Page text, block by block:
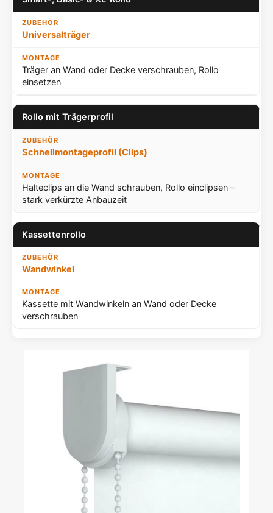
Universalträger
Träger an Wand oder Decke verschrauben, Rollo
einsetzen
Rollo mit Trägerprofil
Schnellmontageprofil (Clips)
Halteclips an die Wand schrauben, Rollo einclipsen –
stark verkürzte Anbauzeit
Kassettenrollo
Wandwinkel
Kassette mit Wandwinkeln an Wand oder Decke
verschrauben